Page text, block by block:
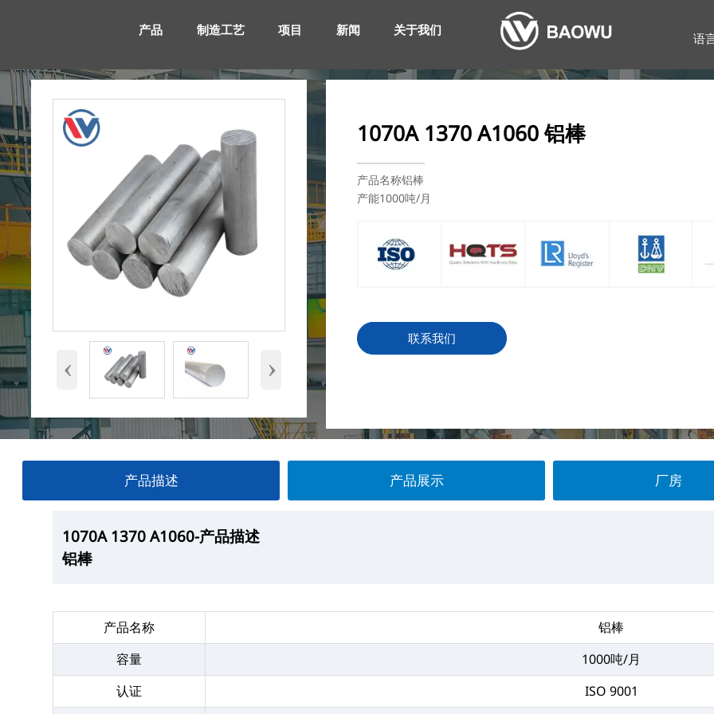
产品 制造工艺 项目 新闻 关于我们
语
‹ ›
1070A 1370 A1060 铝棒
产品名称铝棒
产能1000吨/月
联系我们
产品描述 产品展示 厂房
1070A 1370 A1060
铝棒
-产品描述
产品名称
铝棒
容量
1000吨/月
认证
ISO 9001
1070A 1370 A1060
铝棒
—产品展示
1070A 1370 A1060
铝棒
-厂房
1070A 1370 A1060
铝棒
-产品包装